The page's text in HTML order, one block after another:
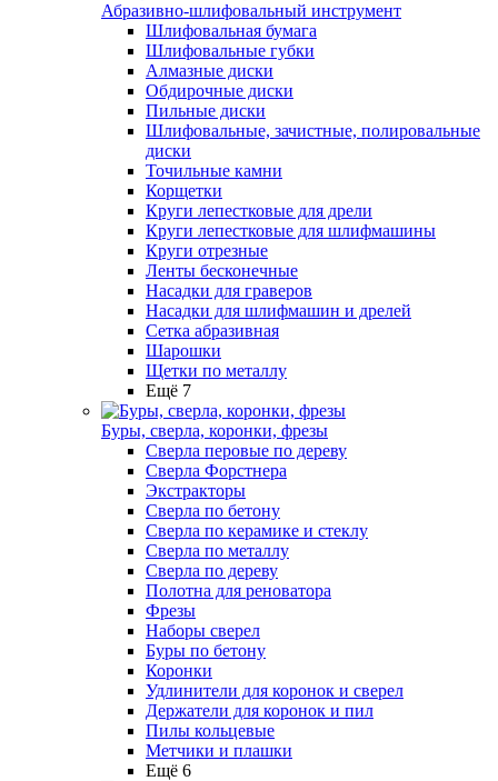
Абразивно-шлифовальный инструмент
Шлифовальная бумага
Шлифовальные губки
Алмазные диски
Обдирочные диски
Пильные диски
Шлифовальные, зачистные, полировальные
диски
Точильные камни
Корщетки
Круги лепестковые для дрели
Круги лепестковые для шлифмашины
Круги отрезные
Ленты бесконечные
Насадки для граверов
Насадки для шлифмашин и дрелей
Сетка абразивная
Шарошки
Щетки по металлу
Ещё 7
Буры, сверла, коронки, фрезы
Сверла перовые по дереву
Сверла Форстнера
Экстракторы
Сверла по бетону
Сверла по керамике и стеклу
Сверла по металлу
Сверла по дереву
Полотна для реноватора
Фрезы
Наборы сверел
Буры по бетону
Коронки
Удлинители для коронок и сверел
Держатели для коронок и пил
Пилы кольцевые
Метчики и плашки
Ещё 6